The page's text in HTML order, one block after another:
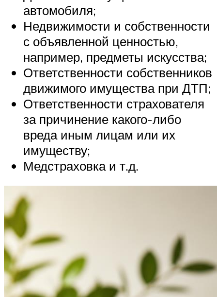
автомобиля;
Недвижимости и собственности
с объявленной ценностью,
например, предметы искусства;
Ответственности собственников
движимого имущества при ДТП;
Ответственности страхователя
за причинение какого-либо
вреда иным лицам или их
имуществу;
Медстраховка и т.д.